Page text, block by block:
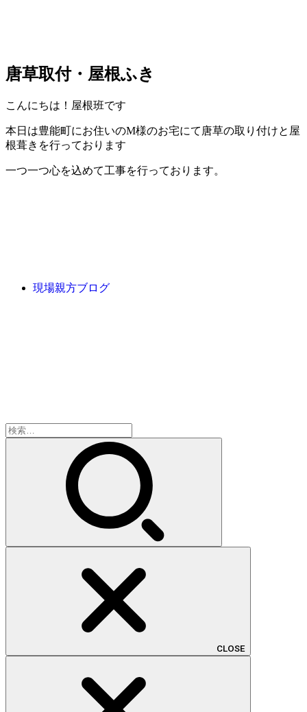
唐草取付・屋根ふき
こんにちは！屋根班です
本日は豊能町にお住いのM様のお宅にて唐草の取り付けと屋
根葺きを行っております
一つ一つ心を込めて工事を行っております。
現場親方ブログ
検
索:
CLOSE